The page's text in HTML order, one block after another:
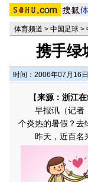
体育频道 > 中国足球 >
携手绿
时间：2006年07月16
【来源：浙江
早报讯（记者：
个炎热的暑假？去
昨天，近百名来